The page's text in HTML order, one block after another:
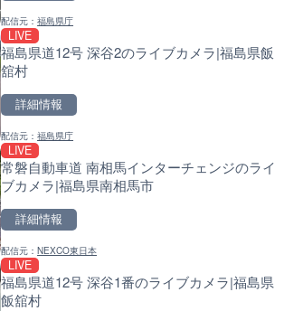
配信元：福島県庁
LIVE
福島県道12号 深谷2のライブカメラ|福島県飯
舘村
詳細情報
配信元：福島県庁
LIVE
常磐自動車道 南相馬インターチェンジのライ
ブカメラ|福島県南相馬市
詳細情報
配信元：NEXCO東日本
LIVE
福島県道12号 深谷1番のライブカメラ|福島県
飯舘村
配信元：【琉球放送】RBC NEWS
LIVE
配信元： 歌舞伎町ゴジラ前ライブ
LIVE
知内川 上開田橋のライブ
配信元：高島市役所 政策部 危機管理局
LIVE終了
配信元：国土交通省 北海道開発局
LIVE
配信元： 東京都品川区南大井ライブカメ
LIVE停止
道の駅さがのせきのライ
配信元：道の駅さがのせきPPカム
LIVE